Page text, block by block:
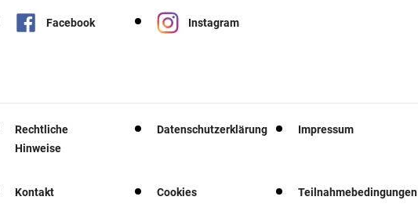
Facebook Instagram
Rechtliche
Hinweise
Datenschutzerklärung Impressum
Kontakt Cookies Teilnahmebedingungen